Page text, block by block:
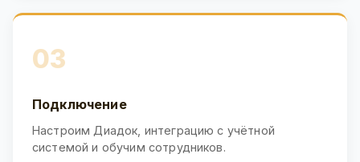
03
Подключение
Настроим Диадок, интеграцию с учётной
системой и обучим сотрудников.